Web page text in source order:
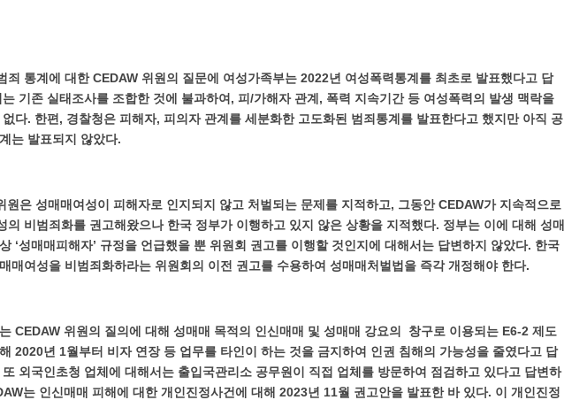
죄 통계에 대한 CEDAW 위원의 질문에 여성가족부는 2022년 여성폭력통계를 최초로 발표했다고 답
기존 실태조사를 조합한 것에 불과하여, 피/가해자 관계, 폭력 지속기간 등 여성폭력의 발생 맥락을
없다. 한편, 경찰청은 피해자, 피의자 관계를 세분화한 고도화된 범죄통계를 발표한다고 했지만 아직 공
는 발표되지 않았다.
원은 성매매여성이 피해자로 인지되지 않고 처벌되는 문제를 지적하고, 그동안 CEDAW가 지속적으로
의 비범죄화를 권고해왔으나 한국 정부가 이행하고 있지 않은 상황을 지적했다. 정부는 이에 대해 성매
‘성매매피해자’ 규정을 언급했을 뿐 위원회 권고를 이행할 것인지에 대해서는 답변하지 않았다. 한국
매여성을 비범죄화하라는 위원회의 이전 권고를 수용하여 성매매처벌법을 즉각 개정해야 한다.
CEDAW 위원의 질의에 대해 성매매 목적의 인신매매 및 성매매 강요의 창구로 이용되는 E6-2 제도
2020년 1월부터 비자 연장 등 업무를 타인이 하는 것을 금지하여 인권 침해의 가능성을 줄였다고 답
또 외국인초청 업체에 대해서는 출입국관리소 공무원이 직접 업체를 방문하여 점검하고 있다고 답변하
는 인신매매 피해에 대한 개인진정사건에 대해 2023년 11월 권고안을 발표한 바 있다. 이 개인진정